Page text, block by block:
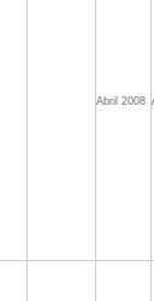
Abril 2008